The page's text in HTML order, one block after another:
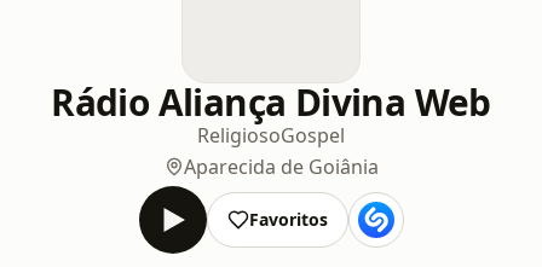
Rádio Aliança Divina Web
ReligiosoGospel
Aparecida de Goiânia
Favoritos